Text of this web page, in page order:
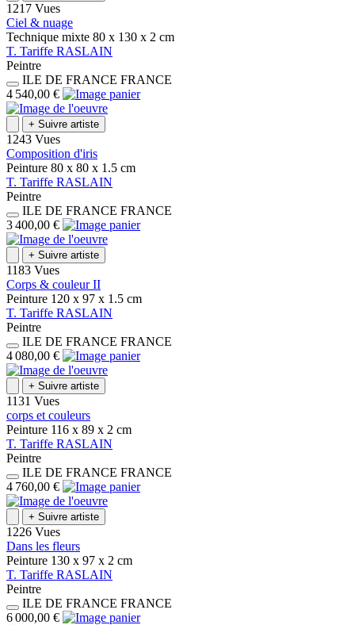
1217 Vues
Ciel & nuage
Technique mixte 80 x 130 x 2 cm
T. Tariffe RASLAIN
Peintre
ILE DE FRANCE FRANCE
4 540,00 €
+ Suivre artiste
1243 Vues
Composition d'iris
Peinture 80 x 80 x 1.5 cm
T. Tariffe RASLAIN
Peintre
ILE DE FRANCE FRANCE
3 400,00 €
+ Suivre artiste
1183 Vues
Corps & couleur II
Peinture 120 x 97 x 1.5 cm
T. Tariffe RASLAIN
Peintre
ILE DE FRANCE FRANCE
4 080,00 €
+ Suivre artiste
1131 Vues
corps et couleurs
Peinture 116 x 89 x 2 cm
T. Tariffe RASLAIN
Peintre
ILE DE FRANCE FRANCE
4 760,00 €
+ Suivre artiste
1226 Vues
Dans les fleurs
Peinture 130 x 97 x 2 cm
T. Tariffe RASLAIN
Peintre
ILE DE FRANCE FRANCE
6 000,00 €